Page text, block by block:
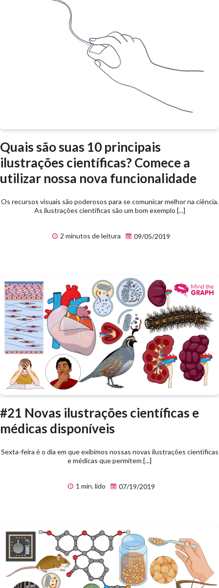
Quais são suas 10 principais
ilustrações científicas? Comece a
utilizar nossa nova funcionalidade
Os recursos visuais são poderosos para se comunicar melhor na ciência.
As ilustrações científicas são um bom exemplo [...]
2 minutos de leitura 09/05/2019
#21 Novas ilustrações científicas e
médicas disponíveis
Sexta-feira é o dia em que exibimos nossas novas ilustrações científicas
e médicas que permitem [...]
1 min. lido 07/19/2019